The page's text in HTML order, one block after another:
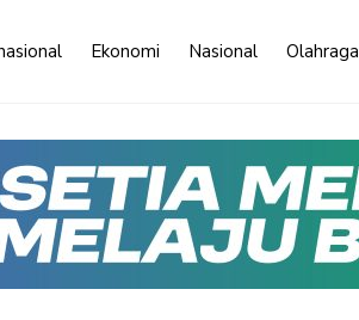
Ekonomi Nasional Olahraga